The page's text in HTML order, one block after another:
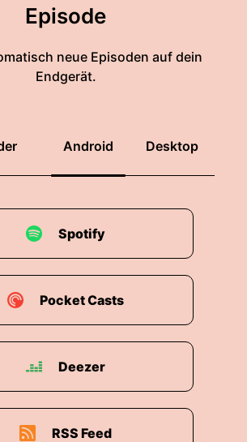
Episode
neue Episoden auf dein
Endgerät.
Android Desktop
Spotify
Pocket Casts
Deezer
RSS Feed